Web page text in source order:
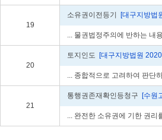
19
소유권이전등기 [대구지방법
... 물권법정주의에 반하는 내
20
토지인도 [대구지방법원
... 종합적으로 고려하여 판단
21
통행권존재확인등청구 [수원
... 완전한 소유권에 기한 권